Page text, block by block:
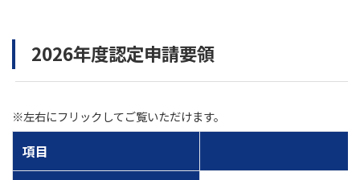
2026年度認定申請要領
※左右にフリックしてご覧いただけます。
項目